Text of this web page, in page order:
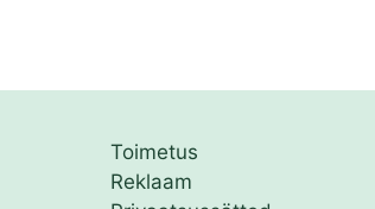
Toimetus
Reklaam